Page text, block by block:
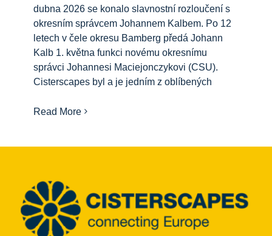
Nejnovější zprávy
události
Kulinářské dědictví
dubna 2026 se konalo slavnostní rozloučení s
okresním správcem Johannem Kalbem. Po 12
letech v čele okresu Bamberg předá Johann
Kalb 1. května funkci novému okresnímu
správci Johannesi Maciejonczykovi (CSU).
Cisterscapes byl a je jedním z oblíbených
Read More